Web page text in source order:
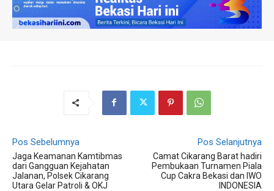
Pos Sebelumnya
Jaga Keamanan Kamtibmas
dari Gangguan Kejahatan
Jalanan, Polsek Cikarang
Utara Gelar Patroli & OKJ
Pos Selanjutnya
Camat Cikarang Barat hadiri
Pembukaan Turnamen Piala
Cup Cakra Bekasi dan IWO
INDONESIA